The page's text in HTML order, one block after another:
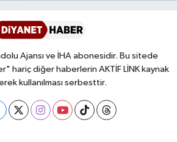
Ajansı ve İHA abonesidir. Bu sitede
hariç diğer haberlerin AKTİF LİNK kaynak
kullanılması serbesttir.